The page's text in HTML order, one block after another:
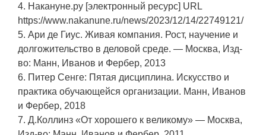
4. Накануне.ру [электронный ресурс] URL
https://www.nakanune.ru/news/2023/12/14/22749121/
5. Ари де Гиус. Живая компания. Рост, научение и
долгожительство в деловой среде. — Москва, Изд-
во: Манн, Иванов и Фербер, 2013
6. Питер Сенге: Пятая дисциплина. Искусство и
практика обучающейся организации. Манн, Иванов
и Фербер, 2018
7. Д.Коллинз «От хорошего к великому» — Москва,